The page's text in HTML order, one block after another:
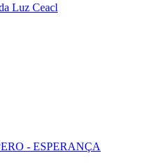
Luz Ceacl
- ESPERANÇA